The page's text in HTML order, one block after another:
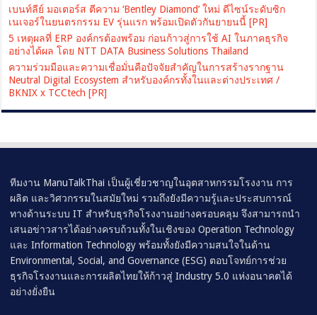
เบนท์ลีย์ มอเตอร์ส ตีความ ‘Bentley Diamond’ ใหม่ ดีไซน์ระดับซิก
เนเจอร์ในยนตรกรรม EV รุ่นแรก พร้อมเปิดตัวกันยายนนี้ [PR]
5 เหตุผลที่ ERP องค์กรต้องพร้อม ก่อนก้าวสู่การใช้ AI ในภาคธุรกิจ
อย่างได้ผล โดย NTT DATA Business Solutions Thailand
ความร่วมมือและความเชื่อมั่นคือปัจจัยสำคัญในการสร้างรากฐาน
Neutral Digital Ecosystem สำหรับองค์กรทั้งในและต่างประเทศ /
BKNIX x TCCtech [PR]
ทีมงาน ManuTalkThai เป็นผู้เชี่ยวชาญในอุตสาหกรรมโรงงาน การ
ผลิต และวิศวกรรมในสมัยใหม่ รวมถึงยังมีความรู้และประสบการณ์
ทางด้านระบบ IT สำหรับธุรกิจโรงงานอย่างครอบคลุม จึงสามารถนำ
เสนอข่าวสารได้อย่างครบถ้วนทั้งในเชิงของ Operation Technology
และ Information Technology พร้อมทั้งยังมีความสนใจในด้าน
Environmental, Social, and Governance (ESG) ตอบโจทย์การช่วย
ธุรกิจโรงงานและการผลิตไทยให้ก้าวสู่ Industry 5.0 แห่งอนาคตได้
อย่างยั่งยืน